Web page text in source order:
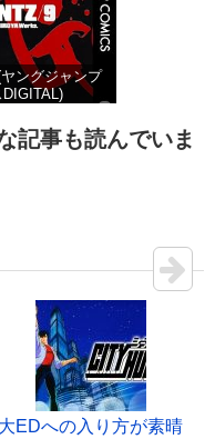
ングジャンプ
DIGITAL)
価格：¥100
記事も読んでいま
EDへの入り方が素晴